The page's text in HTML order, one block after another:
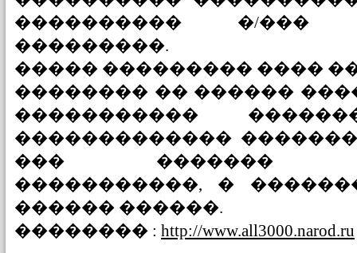
���������� �/���
���������.
����� ��������� ����
�������� �� ������
�����������
�������������
��� �������
�����������, �
������ ������.
�������� : http://www.all3000.narod.ru